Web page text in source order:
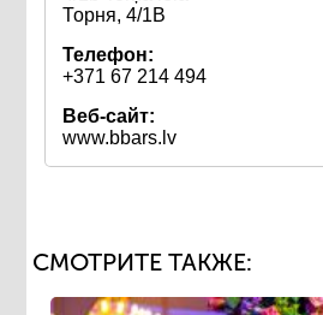
Торня, 4/1B
Телефон:
+371 67 214 494
Веб-сайт:
www.bbars.lv
СМОТРИТЕ ТАКЖЕ: